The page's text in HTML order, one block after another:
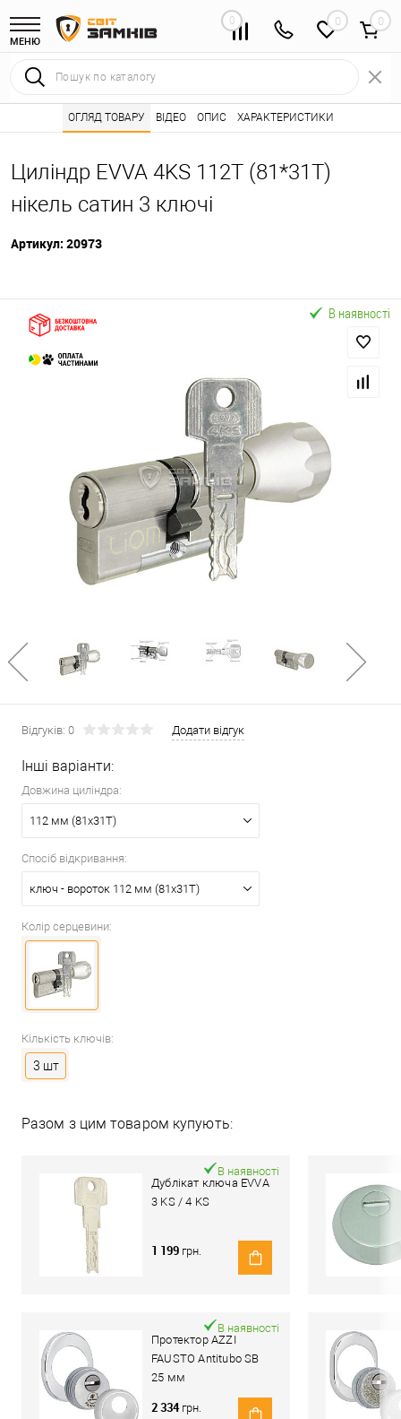
МЕНЮ
0 0
Інтернет магазин замків • Каталог товарів ⭐ • Серцевини
Циліндр EVVA 4KS 112T (81*31T)
нікель сатин 3 ключі
Артикул: 20973
ОГЛЯД ТОВАРУ ВІДЕО ОПИС ХАРАКТЕРИСТИКИ
Відгуків: 0 Додати відгук
Інші варіанти:
Довжина циліндра:
112 мм (81x31T)
Спосіб відкривання:
ключ - вороток 112 мм (81x31T)
Колір серцевини:
Кількість ключів:
3 шт
Разом з цим товаром купують:
Дублікат ключа EVVA
3 KS / 4 KS
В наявності
1 199 грн.
Протектор AZZI
FAUSTO Antitubo SB
25 мм
овальний широкий
В наявності
2 334 грн.
В наявності